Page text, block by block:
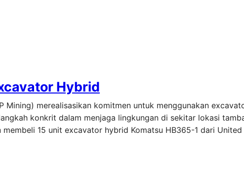
Hybrid
Mining) merealisasikan komitmen untuk menggunakan
konkrit dalam menjaga lingkungan di sekitar lokasi
15 unit excavator hybrid Komatsu HB365-1 dari United